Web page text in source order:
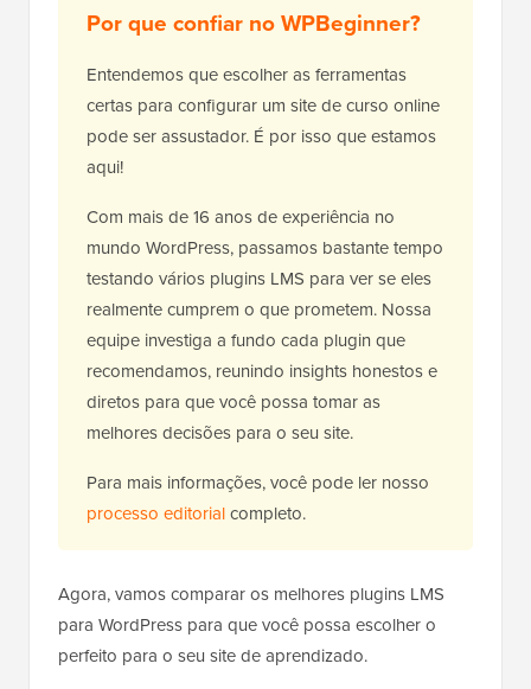
Por que confiar no WPBeginner?
Entendemos que escolher as ferramentas
certas para configurar um site de curso online
pode ser assustador. É por isso que estamos
aqui!
Com mais de 16 anos de experiência no
mundo WordPress, passamos bastante tempo
testando vários plugins LMS para ver se eles
realmente cumprem o que prometem. Nossa
equipe investiga a fundo cada plugin que
recomendamos, reunindo insights honestos e
diretos para que você possa tomar as
melhores decisões para o seu site.
Para mais informações, você pode ler nosso
processo editorialcompleto.
Agora, vamos comparar os melhores plugins LMS
para WordPress para que você possa escolher o
perfeito para o seu site de aprendizado.